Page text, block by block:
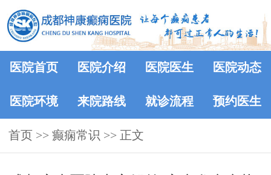
医院首页 医院介绍 医院医生 医院动态
医院环境 来院路线 就诊流程 预约医生
首页 >> 癫痫常识 >> 正文